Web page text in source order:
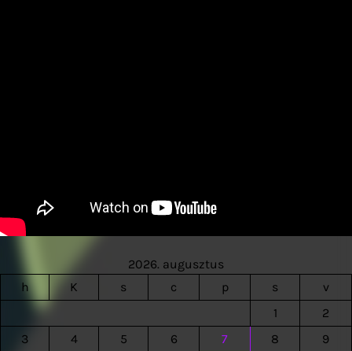
2026. augusztus
h
K s c p s
v
1
2
3
4 5 6 7 8
9